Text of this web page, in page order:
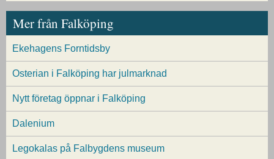
Mer från Falköping
Ekehagens Forntidsby
Osterian i Falköping har julmarknad
Nytt företag öppnar i Falköping
Dalenium
Legokalas på Falbygdens museum